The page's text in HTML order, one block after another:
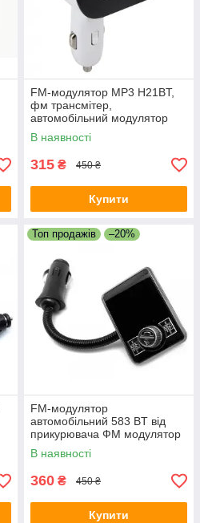
FM-модулятор MP3 H21BT,
фм трансмітер,
автомобільний модулятор
В наявності
315 ₴ 450 ₴
Купити
Топ продажів –20%
FM-модулятор
автомобільний 583 BT від
прикурювача ФМ модулятор
трансмітер
В наявності
360 ₴ 450 ₴
Купити